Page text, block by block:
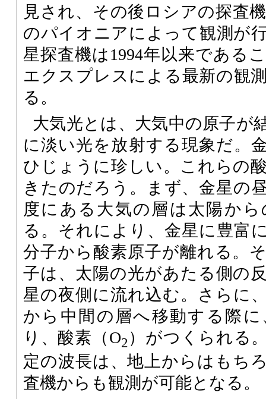
見され、その後ロシアの探査
のパイオニアによって観測が
星探査機は1994年以来である
エクスプレスによる最新の観
る。
大気光とは、大気中の原子が
に淡い光を放射する現象だ。
ひじょうに珍しい。これらの
きたのだろう。まず、金星の
度にある大気の層は太陽か
る。それにより、金星に豊富
分子から酸素原子が離れる。
子は、太陽の光があたる側の
星の夜側に流れ込む。さらに
から中間の層へ移動する際
り、酸素（O2 ）がつくられる
定の波長は、地上からはもち
査機からも観測が可能となる。